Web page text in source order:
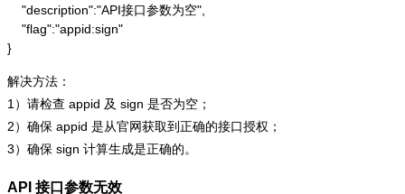
    "description":"API接口参数为空",
    "flag":"appid:sign"
}
解决方法：
1）请检查 appid 及 sign 是否为空；
2）确保 appid 是从官网获取到正确的接口授权；
3）确保 sign 计算生成是正确的。
API 接口参数无效